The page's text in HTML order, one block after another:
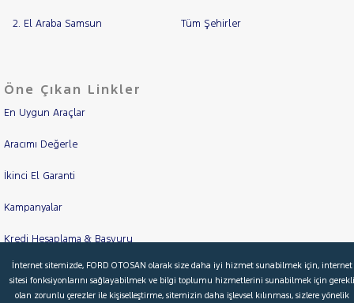
2. El Araba Samsun Tüm Şehirler
Öne Çıkan Linkler
En Uygun Araçlar
Aracımı Değerle
İkinci El Garanti
Kampanyalar
Kredi Hesaplama & Başvuru
© 2026 Ford Türkiye Ford Kurumsal Hakkımızda
İnternet sitemizde, FORD OTOSAN olarak size daha iyi hizmet sunabilmek için, internet
sitesi fonksiyonlarını sağlayabilmek ve bilgi toplumu hizmetlerini sunabilmek için gerekli
olan zorunlu çerezler ile kişiselleştirme, sitemizin daha işlevsel kılınması, sizlere yönelik